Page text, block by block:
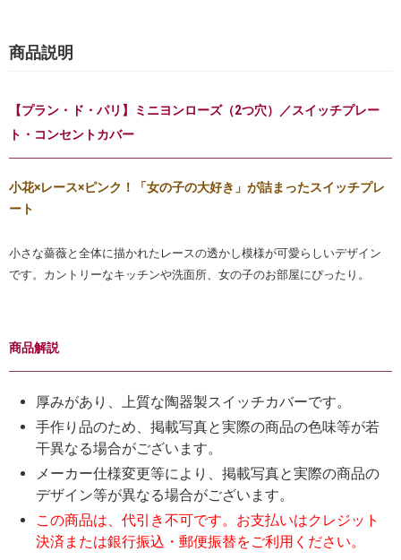
商品説明
【プラン・ド・パリ】ミニヨンローズ（2つ穴）／スイッチプレー
ト・コンセントカバー
小花×レース×ピンク！「女の子の大好き」が詰まったスイッチプレ
ート
小さな薔薇と全体に描かれたレースの透かし模様が可愛らしいデザイン
です。カントリーなキッチンや洗面所、女の子のお部屋にぴったり。
商品解説
厚みがあり、上質な陶器製スイッチカバーです。
手作り品のため、掲載写真と実際の商品の色味等が若
干異なる場合がございます。
メーカー仕様変更等により、掲載写真と実際の商品の
デザイン等が異なる場合がございます。
この商品は、代引き不可です。お支払いはクレジット
決済または銀行振込・郵便振替をご利用ください。